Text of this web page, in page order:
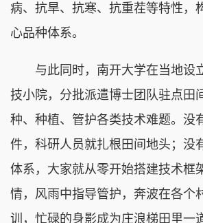
病、抗旱、抗寒、抗重茬等特性，
心品种体系。
与此同时，南开大学在当地设
技小院，分批派遣博士团队驻点田
种、种植、管护各类技术难题。没
件，科研人员就扎根田间地头；没
体系，大家就从零开始搭建技术框
情，风雨中指导管护，奔波在各个
训，忙碌的身影成为庄浪梯田里一